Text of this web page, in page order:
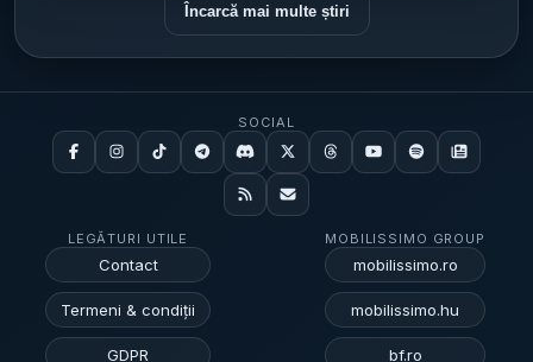
Încarcă mai multe știri
LEGĂTURI UTILE
Contact
Termeni & condiții
GDPR
SOCIAL
MOBILISSIMO GROUP
mobilissimo.ro
mobilissimo.hu
bf.ro